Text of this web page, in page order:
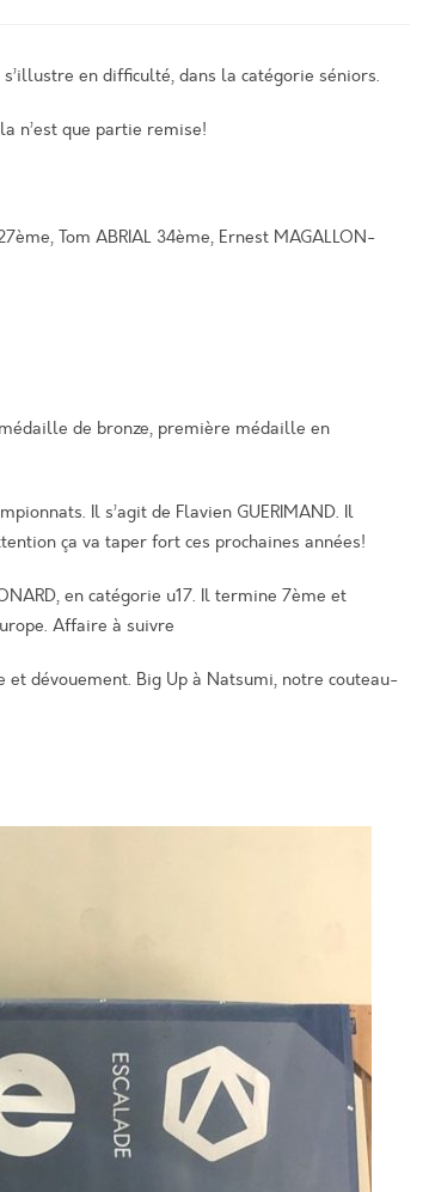
s’illustre en difficulté, dans la catégorie séniors.
n’est que partie remise!
Tom ABRIAL 34ème, Ernest MAGALLON-
de bronze, première médaille en
Il s’agit de Flavien GUERIMAND. Il
ça va taper fort ces prochaines années!
en catégorie u17. Il termine 7ème et
Affaire à suivre
dévouement. Big Up à Natsumi, notre couteau-